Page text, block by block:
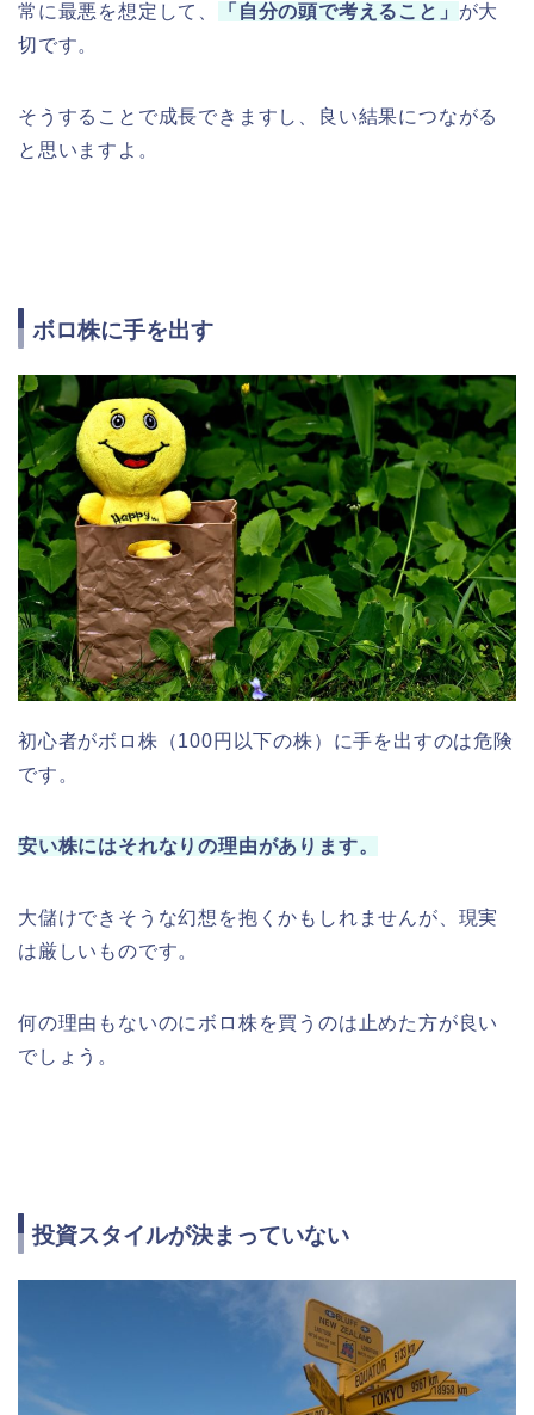
常に最悪を想定して、 「自分の頭で考えること」 が大
切です。
そうすることで成長できますし、良い結果につながる
と思いますよ。
ボロ株に手を出す
初心者がボロ株（100円以下の株）に手を出すのは危険
です。
安い株にはそれなりの理由があります。
大儲けできそうな幻想を抱くかもしれませんが、現実
は厳しいものです。
何の理由もないのにボロ株を買うのは止めた方が良い
でしょう。
投資スタイルが決まっていない